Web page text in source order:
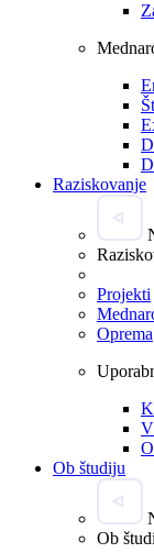
Raziskovanje
Projekti
Oprema
Ob študiju
Ob